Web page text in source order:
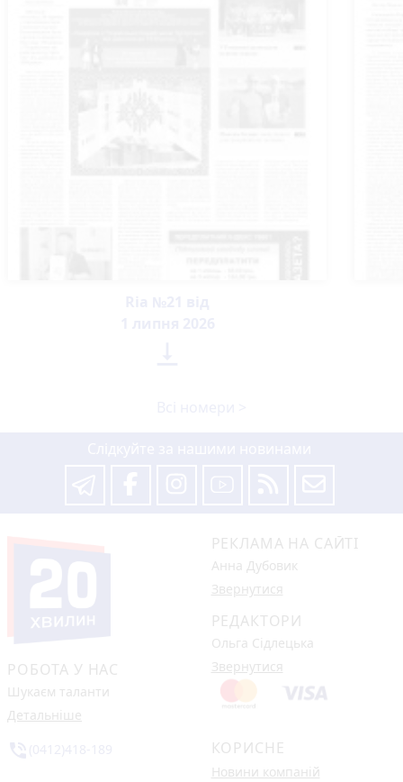
РОБОТА У НАС
Шукаєм таланти
Детальніше
РЕКЛАМА НА САЙТІ
Анна Дубовик
Звернутися
РЕДАКТОРИ
Ольга Сідлецька
Звернутися
КОРИСНЕ
Новини компаній